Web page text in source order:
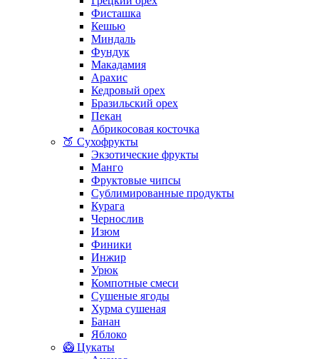
Фисташка
Кешью
Миндаль
Фундук
Макадамия
Арахис
Кедровый орех
Бразильский орех
Пекан
Абрикосовая косточка
🍑 Сухофрукты
Экзотические фрукты
Манго
Фруктовые чипсы
Сублимированные продукты
Курага
Чернослив
Изюм
Финики
Инжир
Урюк
Компотные смеси
Сушеные ягоды
Хурма сушеная
Банан
Яблоко
🥝 Цукаты